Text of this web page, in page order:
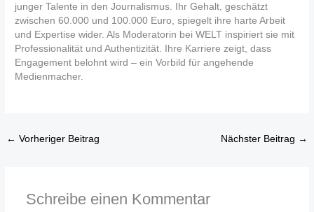
junger Talente in den Journalismus. Ihr Gehalt, geschätzt
zwischen 60.000 und 100.000 Euro, spiegelt ihre harte Arbeit
und Expertise wider. Als Moderatorin bei WELT inspiriert sie mit
Professionalität und Authentizität. Ihre Karriere zeigt, dass
Engagement belohnt wird – ein Vorbild für angehende
Medienmacher.
← Vorheriger Beitrag Nächster Beitrag →
Schreibe einen Kommentar